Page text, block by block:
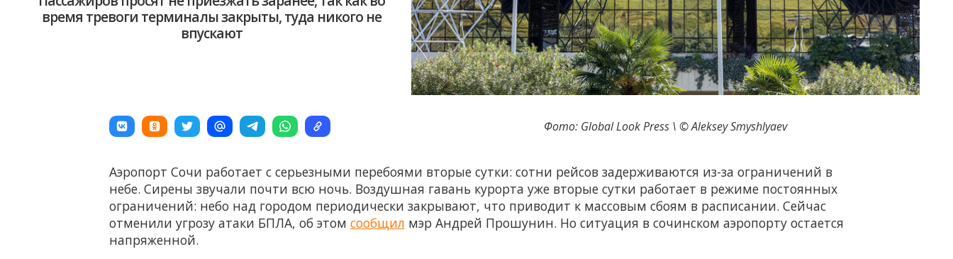
время тревоги терминалы закрыты, туда никого не
впускают
Фото: Global Look Press \ © Aleksey Smyshlyaev
Аэропорт Сочи работает с серьезными перебоями вторые сутки: сотни рейсов задерживаются из-за ограничений в
небе. Сирены звучали почти всю ночь. Воздушная гавань курорта уже вторые сутки работает в режиме постоянных
ограничений: небо над городом периодически закрывают, что приводит к массовым сбоям в расписании. Сейчас
отменили угрозу атаки БПЛА, об этом сообщил мэр Андрей Прошунин. Но ситуация в сочинском аэропорту остается
напряженной.